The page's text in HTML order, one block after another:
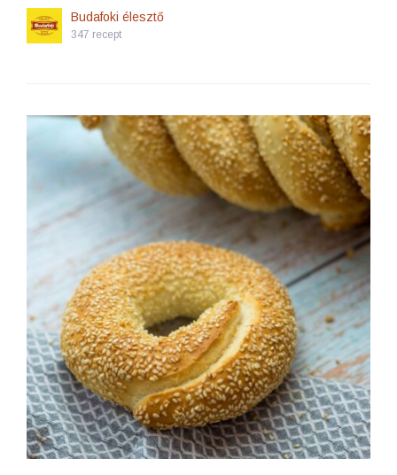
Budafoki élesztő
347 recept